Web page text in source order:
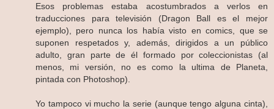
Esos problemas estaba acostumbrados a verlos en
traducciones para televisión (Dragon Ball es el mejor
ejemplo), pero nunca los había visto en comics, que se
suponen respetados y, además, dirigidos a un público
adulto, gran parte de él formado por coleccionistas (al
menos, mi versión, no es como la ultima de Planeta,
pintada con Photoshop).
Yo tampoco vi mucho la serie (aunque tengo alguna cinta),